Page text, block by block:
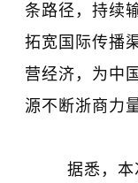
条路径，持续
拓宽国际传播
营经济，为中
源不断浙商力
据悉，本次